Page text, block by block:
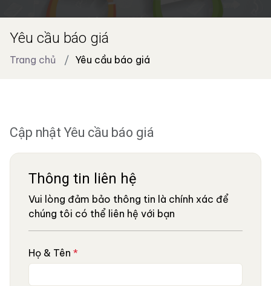
Yêu cầu báo giá
Trang chủ Yêu cầu báo giá
Cập nhật Yêu cầu báo giá
Thông tin liên hệ
Vui lòng đảm bảo thông tin là chính xác để
chúng tôi có thể liên hệ với bạn
Họ & Tên *